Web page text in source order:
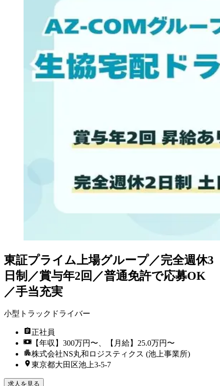
東証プライム上場グループ／完全週休3
日制／賞与年2回／普通免許で応募OK
／手当充実
小型トラックドライバー
正社員
【年収】300万円〜、【月給】25.0万円〜
株式会社NS丸和ロジスティクス (池上事業所)
東京都大田区池上3-5-7
求人を見る